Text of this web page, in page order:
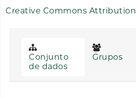
Creative Commons Attribution
Conjunto
de dados
Grupos